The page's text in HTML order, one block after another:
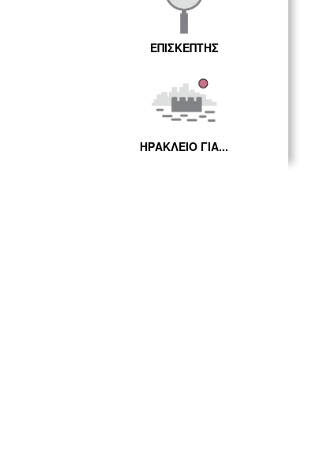
ΕΠΙΣΚΕΠΤΗΣ
ΗΡΑΚΛΕΙΟ ΓΙΑ...